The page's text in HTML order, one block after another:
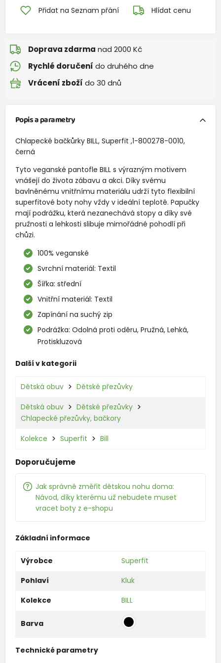
Přidat na Seznam přání Hlídat cenu
Doprava zdarma nad 2000 Kč
Rychlé doručení do druhého dne
Vrácení zboží do 30 dnů
Popis a parametry
Chlapecké bačkůrky BILL, Superfit ,1-800278-0010,
černá
Tyto veganské pantofle BILL s výrazným motivem
vnášejí do života zábavu a akci. Díky svému
bavlněnému vnitřnímu materiálu udrží tyto flexibilní
superfitové boty nohy vždy v ideální teplotě. Papučky
mají podrážku, která nezanechává stopy a díky své
pružnosti a lehkosti slibuje mimořádné pohodlí při
chůzi.
100% veganské
Svrchní materiál: Textil
Šířka: střední
Vnitřní materiál: Textil
Zapínání na suchý zip
Podrážka: Odolná proti oděru, Pružná, Lehká,
Protiskluzová
Další v kategorii
Dětská obuv Dětské přezůvky
Dětská obuv
Dětské přezůvky
Chlapecké přezůvky, bačkory
Kolekce Superfit Bill
Doporučujeme
Jak správně změřit dětskou nohu doma:
Návod, díky kterému už nebudete muset
vracet boty z e-shopu
Základní informace
Výrobce
Superfit
Pohlaví
Kluk
Kolekce
BILL
Barva
Technické parametry